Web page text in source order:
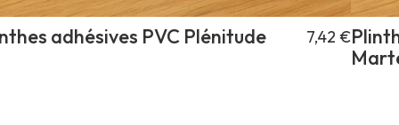
adhésives PVC Plénitude 7,42 €